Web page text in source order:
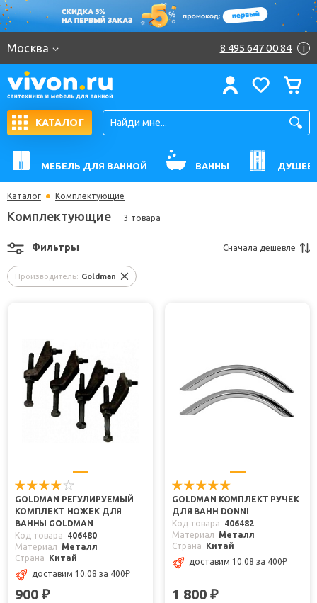
Москва 8 495 647 00 84 i
КАТАЛОГ
МЕБЕЛЬ ДЛЯ ВАННОЙ ВАННЫ
Каталог Комплектующие
Комплектующие 3 товара
Производитель: Goldman
Фильтры Сначала дешевле
GOLDMAN РЕГУЛИРУЕМЫЙ
КОМПЛЕКТ НОЖЕК ДЛЯ
ВАННЫ GOLDMAN
Код товара
406480
Материал
Металл
Страна
Китай
доставим 10.08 за 400₽
900 ₽
GOLDMAN КОМПЛЕКТ РУЧЕК
ДЛЯ ВАНН DONNI
Код товара
406482
Материал
Металл
Страна
Китай
доставим 10.08 за 400₽
1 800 ₽